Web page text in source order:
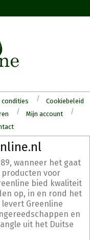
condities
Cookiebeleid
Mijn account
wanneer het gaat
voor
bied kwaliteit
op, in en rond het
Greenline
en
uit het Duitse